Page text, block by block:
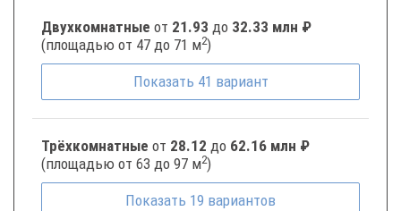
Двухкомнатные от 21.93 до 32.33 млн ₽
(площадью от 47 до 71 м2)
Показать 41 вариант
Трёхкомнатные от 28.12 до 62.16 млн ₽
(площадью от 63 до 97 м2)
Показать 19 вариантов